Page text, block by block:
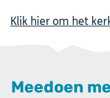
Klik hier om het
Meedoen